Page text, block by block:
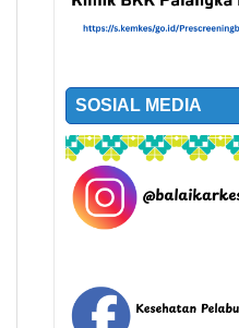
SOSIAL MEDIA